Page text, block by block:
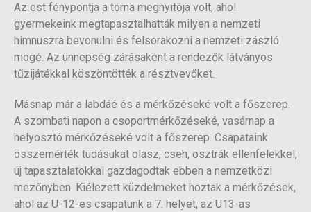
Az est fénypontja a torna megnyitója volt, ahol
gyermekeink megtapasztalhatták milyen a nemzeti
himnuszra bevonulni és felsorakozni a nemzeti zászló
mögé. Az ünnepség zárásaként a rendezők látványos
tűzijátékkal köszöntötték a résztvevőket.
Másnap már a labdáé és a mérkőzéseké volt a főszerep.
A szombati napon a csoportmérkőzéseké, vasárnap a
helyosztó mérkőzéseké volt a főszerep. Csapataink
összemérték tudásukat olasz, cseh, osztrák ellenfelekkel,
új tapasztalatokkal gazdagodtak ebben a nemzetközi
mezőnyben. Kiélezett küzdelmeket hoztak a mérkőzések,
ahol az U-12-es csapatunk a 7. helyet, az U13-as